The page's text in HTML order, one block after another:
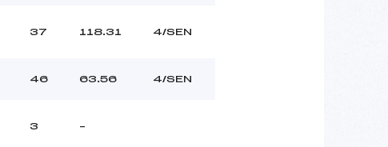
37 118.31 4/SEN
46 63.56 4/SEN
3 –